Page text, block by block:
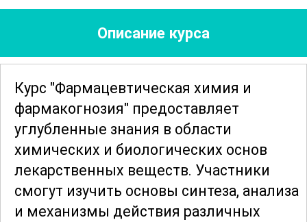
Описание курса
Курс "Фармацевтическая химия и
фармакогнозия" предоставляет
углубленные знания в области
химических и биологических основ
лекарственных веществ. Участники
смогут изучить основы синтеза, анализа
и механизмы действия различных